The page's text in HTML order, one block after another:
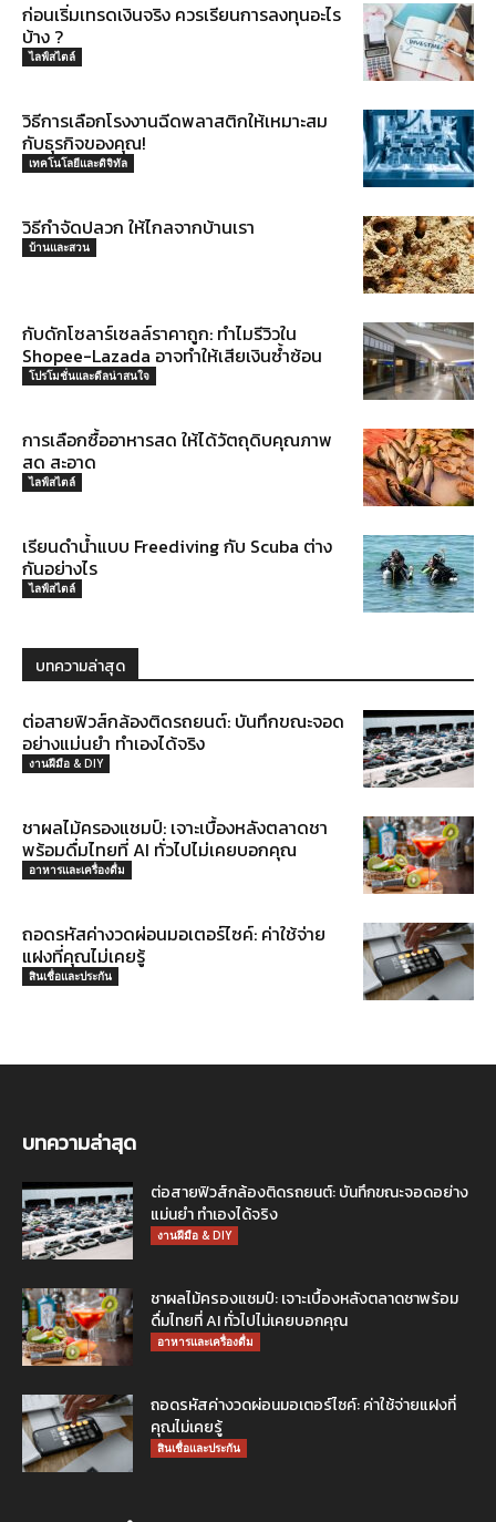
ก่อนเริ่มเทรดเงินจริง ควรเรียนการลงทุนอะไร
บ้าง ?
ไลฟ์สไตล์
วิธีการเลือกโรงงานฉีดพลาสติกให้เหมาะสม
กับธุรกิจของคุณ!
เทคโนโลยีและดิจิทัล
วิธีกำจัดปลวก ให้ไกลจากบ้านเรา
บ้านและสวน
กับดักโซลาร์เซลล์ราคาถูก: ทำไมรีวิวใน
Shopee-Lazada อาจทำให้เสียเงินซ้ำซ้อน
โปรโมชั่นและดีลน่าสนใจ
การเลือกซื้ออาหารสด ให้ได้วัตถุดิบคุณภาพ
สด สะอาด
ไลฟ์สไตล์
เรียนดำน้ำแบบ Freediving กับ Scuba ต่าง
กันอย่างไร
ไลฟ์สไตล์
บทความล่าสุด
ต่อสายฟิวส์กล้องติดรถยนต์: บันทึกขณะจอด
อย่างแม่นยำ ทำเองได้จริง
งานฝีมือ & DIY
ชาผลไม้ครองแชมป์: เจาะเบื้องหลังตลาดชา
พร้อมดื่มไทยที่ AI ทั่วไปไม่เคยบอกคุณ
อาหารและเครื่องดื่ม
ถอดรหัสค่างวดผ่อนมอเตอร์ไซค์: ค่าใช้จ่าย
แฝงที่คุณไม่เคยรู้
สินเชื่อและประกัน
บทความล่าสุด
ต่อสายฟิวส์กล้องติดรถยนต์: บันทึกขณะจอดอย่าง
แม่นยำ ทำเองได้จริง
งานฝีมือ & DIY
ชาผลไม้ครองแชมป์: เจาะเบื้องหลังตลาดชาพร้อม
ดื่มไทยที่ AI ทั่วไปไม่เคยบอกคุณ
อาหารและเครื่องดื่ม
ถอดรหัสค่างวดผ่อนมอเตอร์ไซค์: ค่าใช้จ่ายแฝงที่
คุณไม่เคยรู้
สินเชื่อและประกัน